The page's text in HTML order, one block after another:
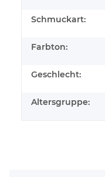
Schmuckart:
Farbton:
Geschlecht:
Altersgruppe: